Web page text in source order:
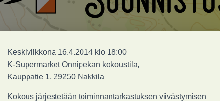
Keskiviikkona 16.4.2014 klo 18:00
K-Supermarket Onnipekan kokoustila,
Kauppatie 1, 29250 Nakkila
Kokous järjestetään toiminnantarkastuksen viivästymisen